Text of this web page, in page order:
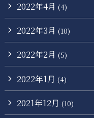
2022年4月 (4)
2022年3月 (10)
2022年2月 (5)
2022年1月 (4)
2021年12月 (10)